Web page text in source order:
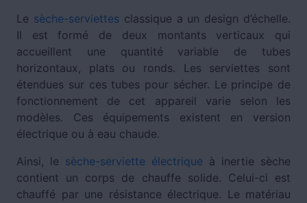
Le sèche-serviettesclassique a un design d’échelle.
Il est formé de deux montants verticaux qui
accueillent une quantité variable de tubes
horizontaux, plats ou ronds. Les serviettes sont
étendues sur ces tubes pour sécher. Le principe de
fonctionnement de cet appareil varie selon les
modèles. Ces équipements existent en version
électrique ou à eau chaude.
Ainsi, le sèche-serviette électrique à inertie sèche
contient un corps de chauffe solide. Celui-ci est
chauffé par une résistance électrique. Le matériau